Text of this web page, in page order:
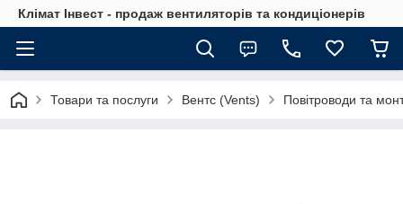
Клімат Інвест - продаж вентиляторів та кондиціонерів
Товари та послуги Вентс (Vents) Повітроводи та